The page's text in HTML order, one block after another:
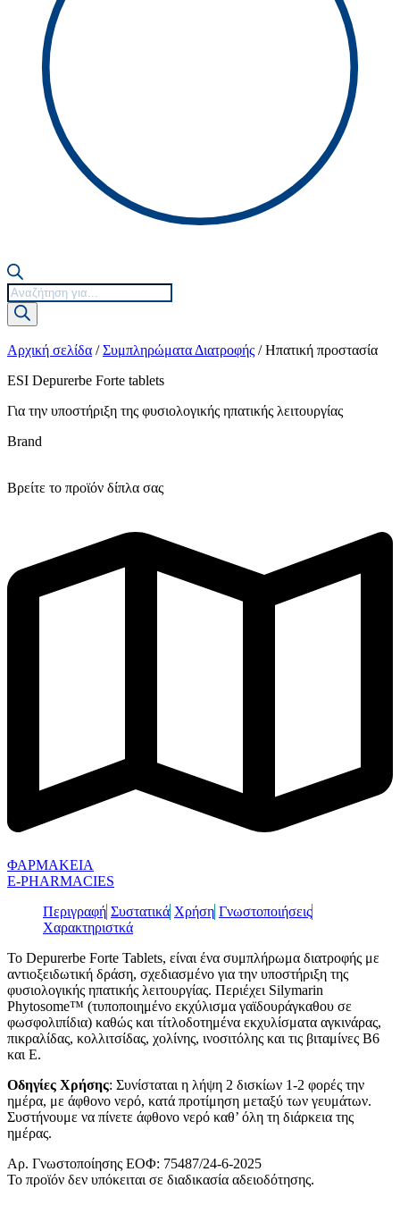
Products
search
Αρχική σελίδα /Συμπληρώματα Διατροφής / Ηπατική προστασία
ESI Depurerbe Forte tablets
Για την υποστήριξη της φυσιολογικής ηπατικής λειτουργίας
Brand
Βρείτε το προϊόν δίπλα σας
ΦΑΡΜΑΚΕΙΑ
E-PHARMACIES
Περιγραφή Συστατικά Χρήση Γνωστοποιήσεις
Χαρακτηριστκά
To Depurerbe Forte Tablets, είναι ένα συμπλήρωμα διατροφής με
αντιοξειδωτική δράση, σχεδιασμένο για την υποστήριξη της
φυσιολογικής ηπατικής λειτουργίας. Περιέχει Silymarin
Phytosome™ (τυποποιημένο εκχύλισμα γαϊδουράγκαθου σε
φωσφολιπίδια) καθώς και τίτλοδοτημένα εκχυλίσματα αγκινάρας,
πικραλίδας, κολλιτσίδας, χολίνης, ινοσιτόλης και τις βιταμίνες Β6
και Ε.
Οδηγίες Χρήσης: Συνίσταται η λήψη 2 δισκίων 1-2 φορές την
ημέρα, με άφθονο νερό, κατά προτίμηση μεταξύ των γευμάτων.
Συστήνουμε να πίνετε άφθονο νερό καθ’ όλη τη διάρκεια της
ημέρας.
Αρ. Γνωστοποίησης ΕΟΦ: 75487/24-6-2025
Το προϊόν δεν υπόκειται σε διαδικασία αδειοδότησης.